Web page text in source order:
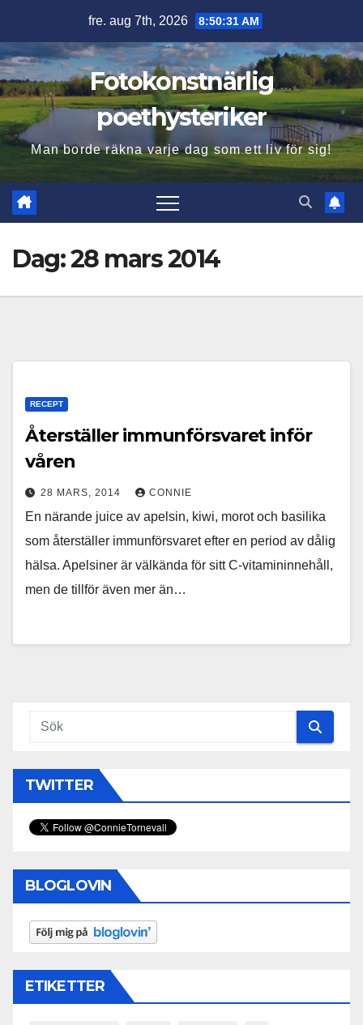
innehåll
fre. aug 7th, 2026 8:50:33 AM
Fotokonstnärlig
poethysteriker
Man borde räkna varje dag som ett liv för sig!
Dag:28 mars 2014
RECEPT
Återställer immunförsvaret inför
våren
28 MARS, 2014 CONNIE
En närande juice av apelsin, kiwi, morot och basilika
som återställer immunförsvaret efter en period av dålig
hälsa. Apelsiner är välkända för sitt C-vitamininnehåll,
men de tillför även mer än…
TWITTER
BLOGLOVIN
ETIKETTER